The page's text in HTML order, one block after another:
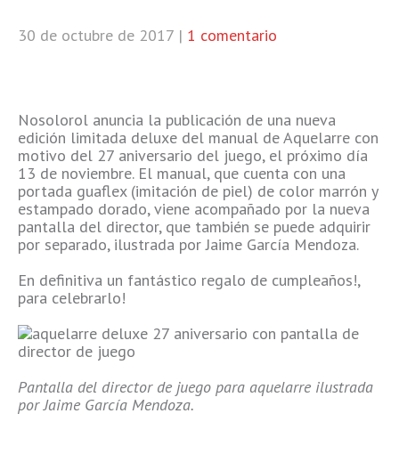
30 de octubre de 2017 | 1 comentario
Nosolorol anuncia la publicación de una nueva
edición limitada deluxe del manual de Aquelarre con
motivo del 27 aniversario del juego, el próximo día
13 de noviembre. El manual, que cuenta con una
portada guaflex (imitación de piel) de color marrón y
estampado dorado, viene acompañado por la nueva
pantalla del director, que también se puede adquirir
por separado, ilustrada por Jaime García Mendoza.
En definitiva un fantástico regalo de cumpleaños!,
para celebrarlo!
Pantalla del director de juego para aquelarre ilustrada
por Jaime García Mendoza.